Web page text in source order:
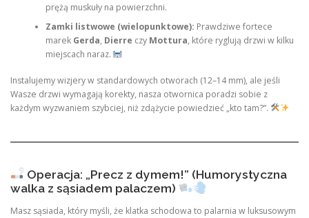
prężą muskuły na powierzchni.
Zamki listwowe (wielopunktowe): Prawdziwe fortece
marek Gerda, Dierre czy Mottura, które ryglują drzwi w kilku
miejscach naraz.
Instalujemy wizjery w standardowych otworach (12–14 mm), ale jeśli
Wasze drzwi wymagają korekty, nasza otwornica poradzi sobie z
każdym wyzwaniem szybciej, niż zdążycie powiedzieć „kto tam?”.
Operacja: „Precz z dymem!” (Humorystyczna
walka z sąsiadem palaczem)
Masz sąsiada, który myśli, że klatka schodowa to palarnia w luksusowym